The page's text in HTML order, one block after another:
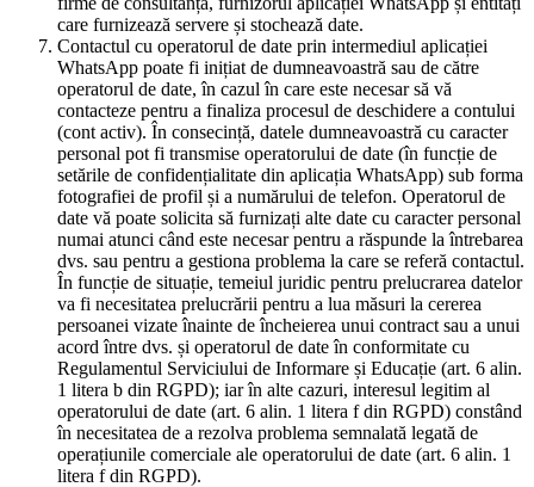
care furnizează servere și stochează date.
Contactul cu operatorul de date prin intermediul aplicației
WhatsApp poate fi inițiat de dumneavoastră sau de către
operatorul de date, în cazul în care este necesar să vă
contacteze pentru a finaliza procesul de deschidere a contului
(cont activ). În consecință, datele dumneavoastră cu caracter
personal pot fi transmise operatorului de date (în funcție de
setările de confidențialitate din aplicația WhatsApp) sub forma
fotografiei de profil și a numărului de telefon. Operatorul de
date vă poate solicita să furnizați alte date cu caracter personal
numai atunci când este necesar pentru a răspunde la întrebarea
dvs. sau pentru a gestiona problema la care se referă contactul.
În funcție de situație, temeiul juridic pentru prelucrarea datelor
va fi necesitatea prelucrării pentru a lua măsuri la cererea
persoanei vizate înainte de încheierea unui contract sau a unui
acord între dvs. și operatorul de date în conformitate cu
Regulamentul Serviciului de Informare și Educație (art. 6 alin.
1 litera b din RGPD); iar în alte cazuri, interesul legitim al
operatorului de date (art. 6 alin. 1 litera f din RGPD) constând
în necesitatea de a rezolva problema semnalată legată de
operațiunile comerciale ale operatorului de date (art. 6 alin. 1
litera f din RGPD).